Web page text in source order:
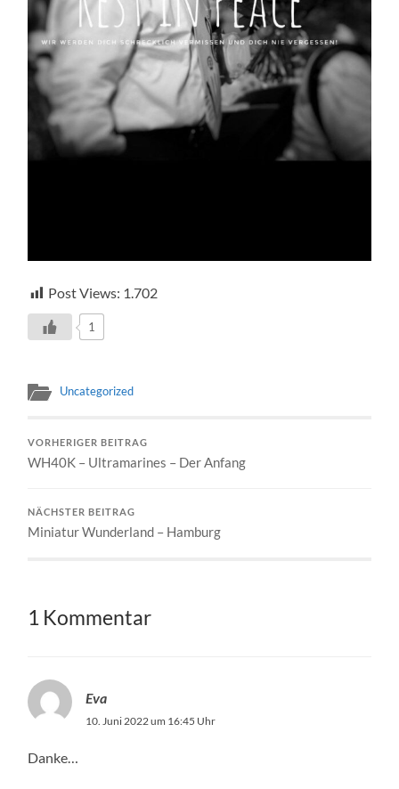
Post Views: 1.702
1
Uncategorized
VORHERIGER BEITRAG
WH40K – Ultramarines – Der Anfang
NÄCHSTER BEITRAG
Miniatur Wunderland – Hamburg
1 Kommentar
Eva
10. Juni 2022 um 16:45 Uhr
Danke…